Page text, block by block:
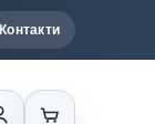
Контакти